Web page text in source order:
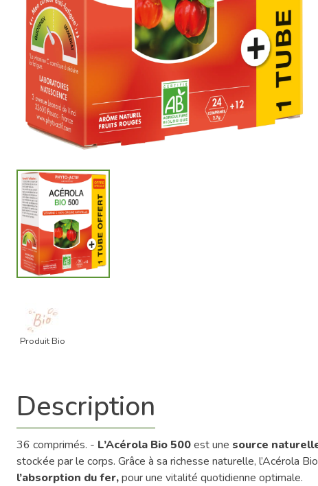
Produit Bio
Description
36 comprimés. - L’Acérola Bio 500est une source
stockée par le corps. Grâce à sa richesse naturelle, l’Acérola
l’absorption du fer,pour une vitalité quotidienne optimale.